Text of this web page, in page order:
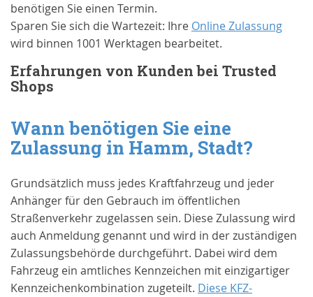
benötigen Sie einen Termin.
Sparen Sie sich die Wartezeit: Ihre Online Zulassung
wird binnen 1001 Werktagen bearbeitet.
Erfahrungen von Kunden bei Trusted
Shops
Wann benötigen Sie eine
Zulassung in Hamm, Stadt?
Grundsätzlich muss jedes Kraftfahrzeug und jeder
Anhänger für den Gebrauch im öffentlichen
Straßenverkehr zugelassen sein. Diese Zulassung wird
auch Anmeldung genannt und wird in der zuständigen
Zulassungsbehörde durchgeführt. Dabei wird dem
Fahrzeug ein amtliches Kennzeichen mit einzigartiger
Kennzeichenkombination zugeteilt. Diese KFZ-